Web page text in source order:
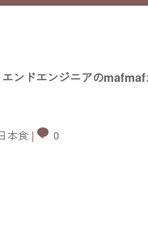
ンドエンジニアの
日本食 | 0